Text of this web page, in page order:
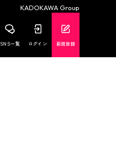
KADOKAWA Group
SNS一覧 ログイン 新規登録